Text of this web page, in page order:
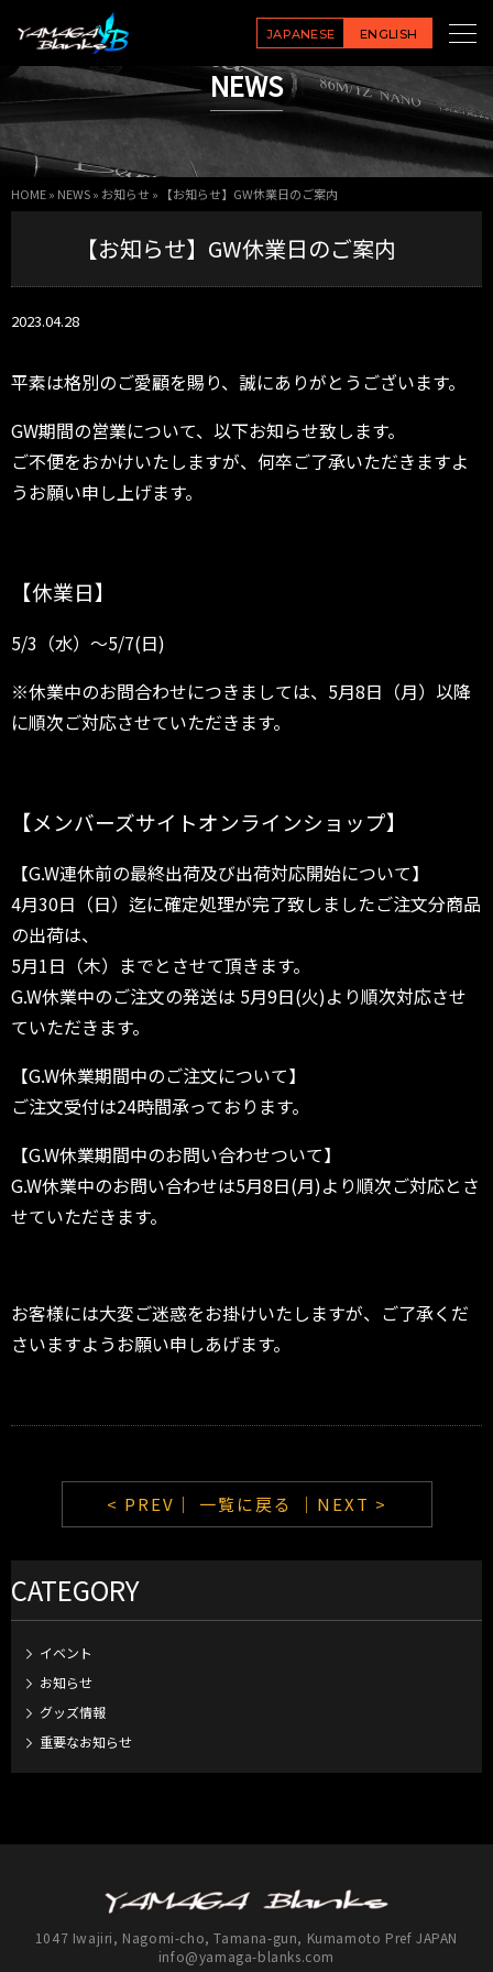
JAPANESE ENGLISH
NEWS
HOME» NEWS» お知らせ » 【お知らせ】GW休業日のご案内
【お知らせ】GW休業日のご案内
2023.04.28
平素は格別のご愛顧を賜り、誠にありがとうございます。
GW期間の営業について、以下お知らせ致します。
ご不便をおかけいたしますが、何卒ご了承いただきますよ
うお願い申し上げます。
【休業日】
5/3（水）～5/7(日)
※休業中のお問合わせにつきましては、5月8日（月）以降
に順次ご対応させていただきます。
【メンバーズサイトオンラインショップ】
【G.W連休前の最終出荷及び出荷対応開始について】
4月30日（日）迄に確定処理が完了致しましたご注文分商品
の出荷は、
5月1日（木）までとさせて頂きます。
G.W休業中のご注文の発送は 5月9日(火)より順次対応させ
ていただきます。
【G.W休業期間中のご注文について】
ご注文受付は24時間承っております。
【G.W休業期間中のお問い合わせついて】
G.W休業中のお問い合わせは5月8日(月)より順次ご対応とさ
せていただきます。
お客様には大変ご迷惑をお掛けいたしますが、ご了承くだ
さいますようお願い申しあげます。
< PREV｜ 一覧に戻る ｜NEXT >
CATEGORY
イベント
お知らせ
グッズ情報
重要なお知らせ
1047 Iwajiri, Nagomi-cho, Tamana-gun, Kumamoto Pref JAPAN
info@yamaga-blanks.com